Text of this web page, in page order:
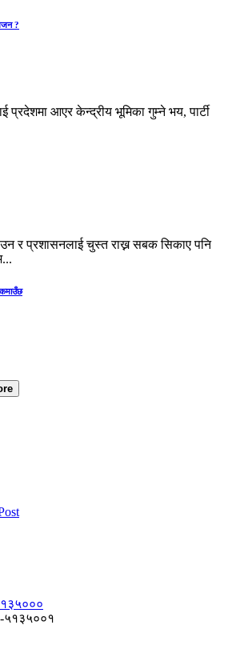
?
प्रदेशमा आएर केन्द्रीय भूमिका गुम्ने भय, पार्टी
र प्रशासनलाई चुस्त राख्न सबक सिकाए पनि
५१३५००१